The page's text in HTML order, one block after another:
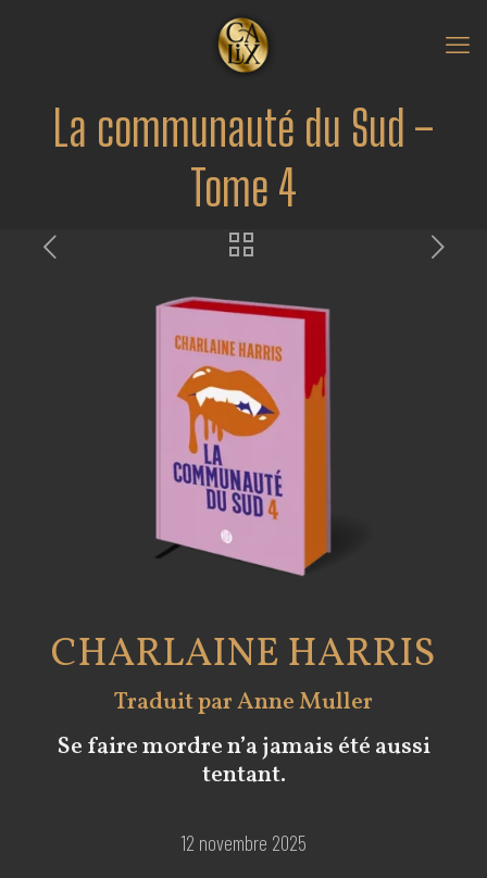
La communauté du Sud –
Tome 4
CHARLAINE HARRIS
Traduit par Anne Muller
Se faire mordre n’a jamais été aussi
tentant.
12 novembre 2025